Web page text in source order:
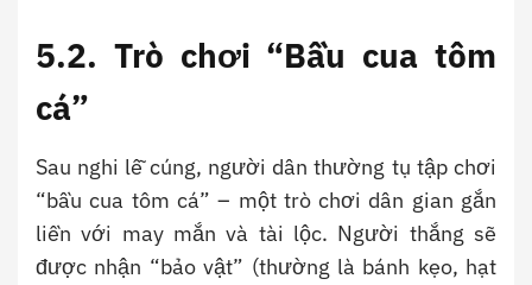
5.2. Trò chơi “Bầu cua tôm
cá”
Sau nghi lễ cúng, người dân thường tụ tập chơi
“bầu cua tôm cá” – một trò chơi dân gian gắn
liền với may mắn và tài lộc. Người thắng sẽ
được nhận “bảo vật” (thường là bánh kẹo, hạt